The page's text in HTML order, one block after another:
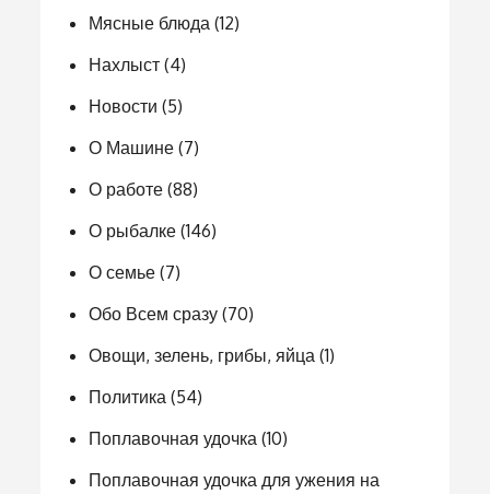
Мясные блюда (12)
Нахлыст (4)
Новости (5)
О Машине (7)
О работе (88)
О рыбалке (146)
О семье (7)
Обо Всем сразу (70)
Овощи, зелень, грибы, яйца (1)
Политика (54)
Поплавочная удочка (10)
Поплавочная удочка для ужения на